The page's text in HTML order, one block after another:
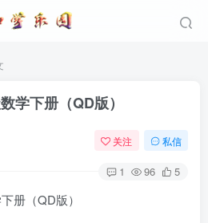
学下册（QD版）
关注 私信
1 96 5
册（QD版）